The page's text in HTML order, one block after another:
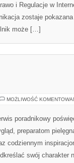
i Regulacje w
zostaje
może […]
MOŻLIWOŚĆ
poradnikowy
preparatom
codziennym
swój charakter